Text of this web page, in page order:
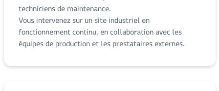
techniciens de maintenance.
Vous intervenez sur un site industriel en
fonctionnement continu, en collaboration avec les
équipes de production et les prestataires externes.